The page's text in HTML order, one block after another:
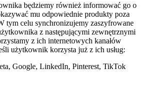
będziemy również informować go o
mu odpowiednie produkty poza
tym celu synchronizujemy zaszyfrowane
z następującymi zewnętrznymi
z ich internetowych kanałów
użytkownik korzysta już z ich usług:
Google, LinkedIn, Pinterest, TikTok